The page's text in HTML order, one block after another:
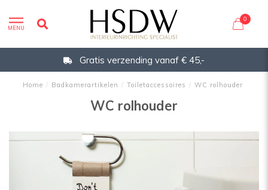
MENU
0
Gratis verzending vanaf € 45,-
Home / Badkamerartikelen / Toiletaccessoires / WC rolhouder
WC rolhouder